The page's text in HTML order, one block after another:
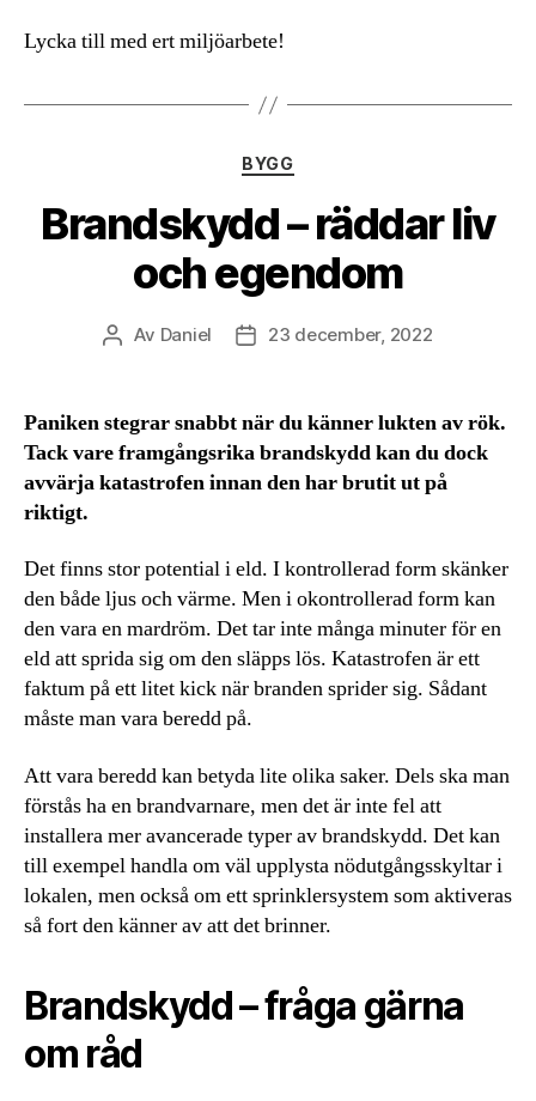
Lycka till med ert miljöarbete!
Kategorier
BYGG
Brandskydd – räddar liv
och egendom
Inläggsförfattare
Av Daniel Inläggsdatum
23 december, 2022
Paniken stegrar snabbt när du känner lukten av rök.
Tack vare framgångsrika brandskydd kan du dock
avvärja katastrofen innan den har brutit ut på
riktigt.
Det finns stor potential i eld. I kontrollerad form skänker
den både ljus och värme. Men i okontrollerad form kan
den vara en mardröm. Det tar inte många minuter för en
eld att sprida sig om den släpps lös. Katastrofen är ett
faktum på ett litet kick när branden sprider sig. Sådant
måste man vara beredd på.
Att vara beredd kan betyda lite olika saker. Dels ska man
förstås ha en brandvarnare, men det är inte fel att
installera mer avancerade typer av brandskydd. Det kan
till exempel handla om väl upplysta nödutgångsskyltar i
lokalen, men också om ett sprinklersystem som aktiveras
så fort den känner av att det brinner.
Brandskydd – fråga gärna
om råd